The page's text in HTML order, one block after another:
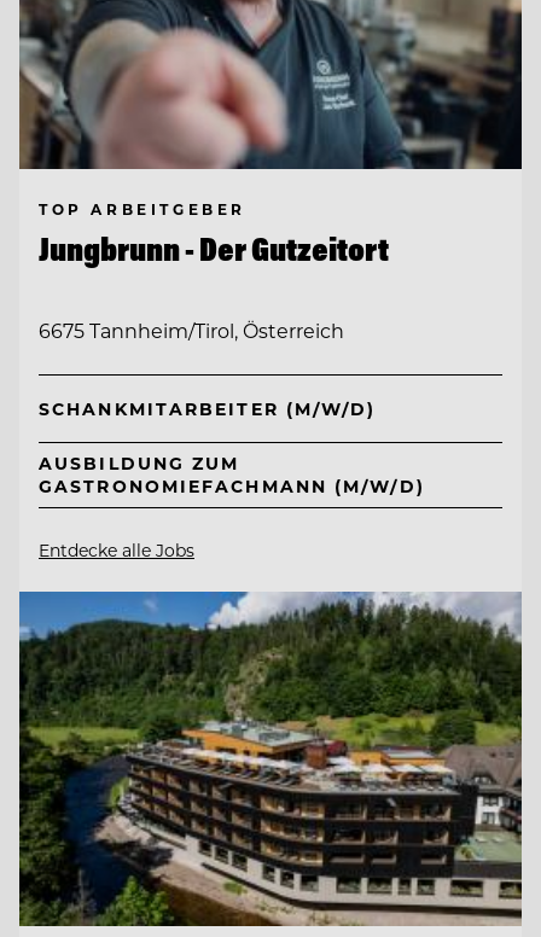
TOP ARBEITGEBER
Jungbrunn - Der Gutzeitort
6675 Tannheim/Tirol, Österreich
SCHANKMITARBEITER (M/W/D)
AUSBILDUNG ZUM
GASTRONOMIEFACHMANN (M/W/D)
Entdecke alle Jobs